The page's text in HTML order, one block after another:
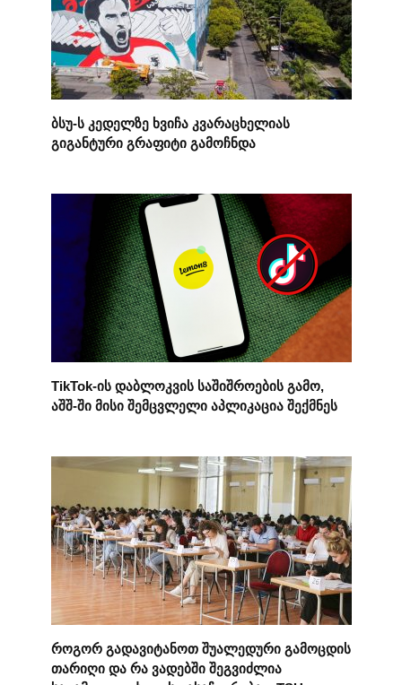
ბსუ-ს კედელზე ხვიჩა კვარაცხელიას
გიგანტური გრაფიტი გამოჩნდა
TikTok-ის დაბლოკვის საშიშროების გამო,
აშშ-ში მისი შემცვლელი აპლიკაცია შექმნეს
როგორ გადავიტანოთ შუალედური გამოცდის
თარიღი და რა ვადებში შეგვიძლია